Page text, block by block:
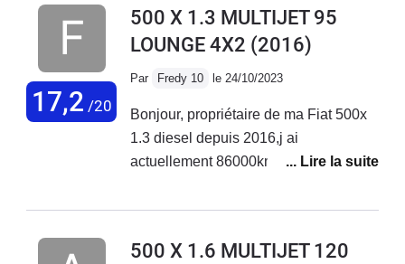
17,2 /20
500 X 1.3 MULTIJET 95
LOUNGE 4X2 (2016)
Par Fredy 10 le 24/10/2023
Bonjour, propriétaire de ma Fiat 500x
1.3 diesel depuis 2016,j ai
actuellement 86000km au compteur
Entretien courant effectué chez Fiat
polyvalent.
500 X 1.6 MULTIJET 120